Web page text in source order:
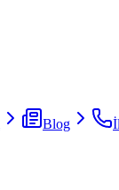
Blog